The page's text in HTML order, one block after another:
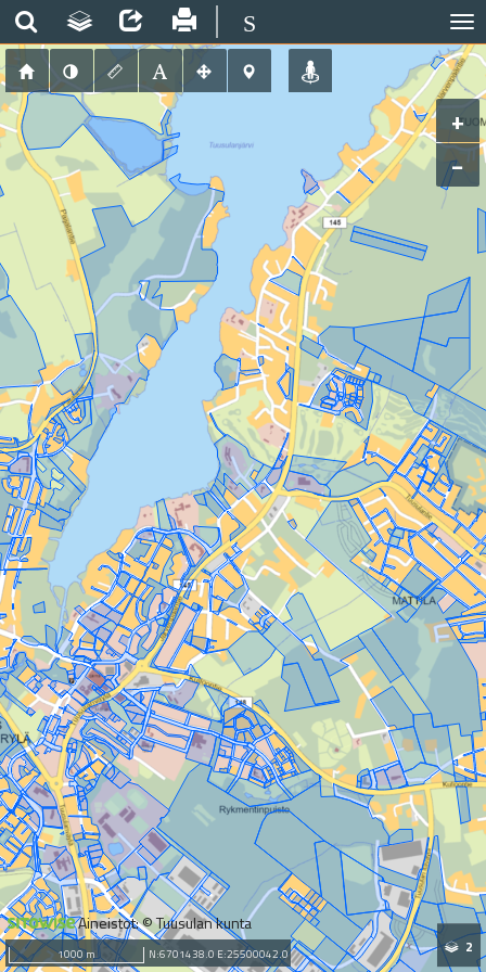
Aineistot: © Tuusulan kunta
1000 m N:6701438.0 E:25500042.0
+
−
2
S